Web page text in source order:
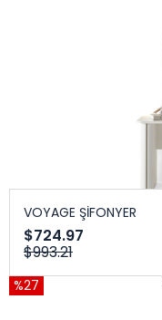
VOYAGE ŞİFONYER
$724.97
$993.21
%27